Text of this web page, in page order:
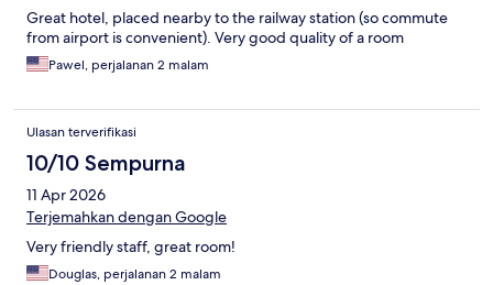
Great hotel, placed nearby to the railway station (so commute
from airport is convenient). Very good quality of a room
Pawel, perjalanan 2 malam
Ulasan terverifikasi
10/10 Sempurna
11 Apr 2026
Terjemahkan dengan Google
Very friendly staff, great room!
Douglas, perjalanan 2 malam